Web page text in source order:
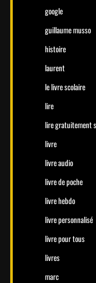
google
guillaume musso
histoire
laurent
le livre scolaire
lire
lire gratuitement
livre
livre audio
livre de poche
livre hebdo
livre personnalisé
livre pour tous
livres
marc